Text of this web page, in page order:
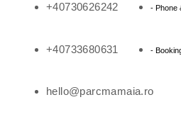
+40730626242 - Phone
+40733680631 -
hello@parcmamaia.ro